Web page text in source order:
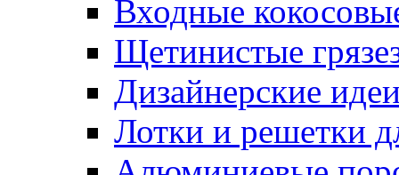
Входные
Щетинистые
Дизайнерские
Лотки и решетки